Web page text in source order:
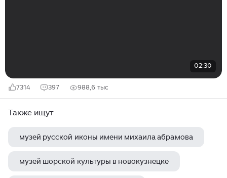
02:30
7314 397 988,6 тыс
Также ищут
музей русской иконы имени михаила абрамова
музей шорской культуры в новокузнецке